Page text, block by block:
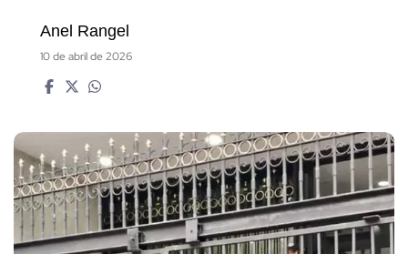
Anel Rangel
10 de abril de 2026